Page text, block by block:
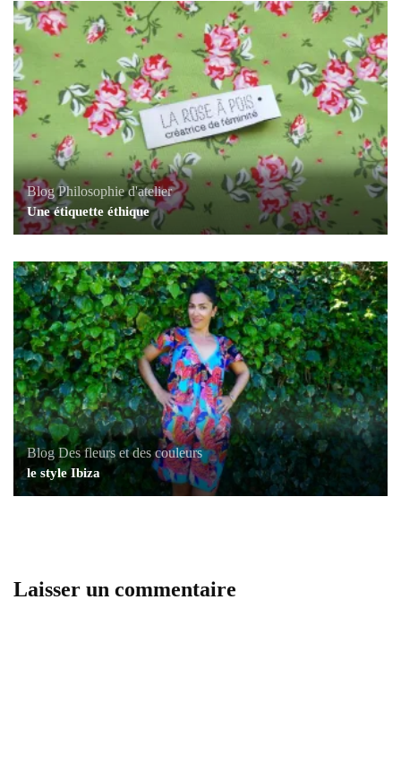
Blog Philosophie d'atelier
Une étiquette éthique
Blog Des fleurs et des couleurs
le style Ibiza
Laisser un commentaire